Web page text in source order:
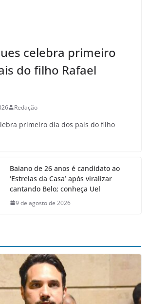
celebra primeiro
do filho Rafael
Redação
primeiro dia dos pais do filho
Baiano de 26 anos é candidato ao
‘Estrelas da Casa’ após viralizar
cantando Belo; conheça Uel
9 de agosto de 2026